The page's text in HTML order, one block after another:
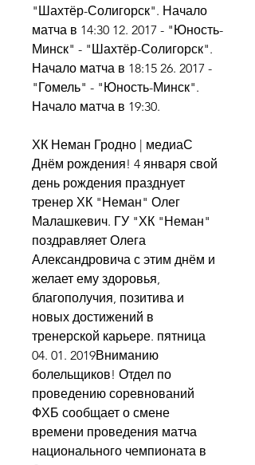
"Шахтёр-Солигорск". Начало
матча в 14:30 12. 2017 - "Юность-
Минск" - "Шахтёр-Солигорск".
Начало матча в 18:15 26. 2017 -
"Гомель" - "Юность-Минск".
Начало матча в 19:30.
ХК Неман Гродно | медиаС
Днём рождения! 4 января свой
день рождения празднует
тренер ХК "Неман" Олег
Малашкевич. ГУ "ХК "Неман"
поздравляет Олега
Александровича с этим днём и
желает ему здоровья,
благополучия, позитива и
новых достижений в
тренерской карьере. пятница
04. 01. 2019Вниманию
болельщиков! Отдел по
проведению соревнований
ФХБ сообщает о смене
времени проведения матча
национального чемпионата в